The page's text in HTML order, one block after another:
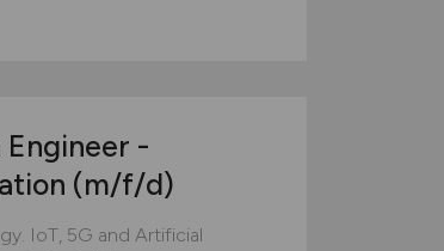
-
(m/f/d)
IoT, 5G and Artificial